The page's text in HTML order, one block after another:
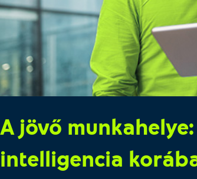
A jövő
intelligencia